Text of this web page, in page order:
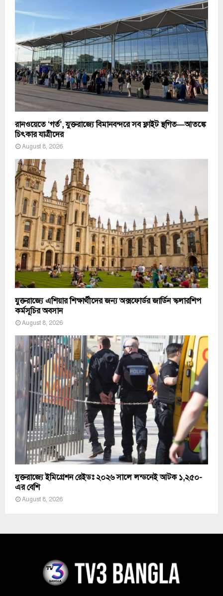
রানওয়েতে ‘গর্ত’, যুক্তরাজ্যে বিমানবন্দরে সব ফ্লাইট স্থগিত—আতঙ্কে
চিৎকার যাত্রীদের
August 8, 2026
যুক্তরাজ্যে এশিয়ার শিক্ষার্থীদের জন্য অক্সফোর্ডর জার্ডিন স্কলারশিপ
কর্মসূচির অবসান
August 8, 2026
যুক্তরাজ্যে ইমিগ্রেশন রেইডঃ ২০২৬ সালে লন্ডনেই আটক ১,২৫০-
এর বেশি
August 8, 2026